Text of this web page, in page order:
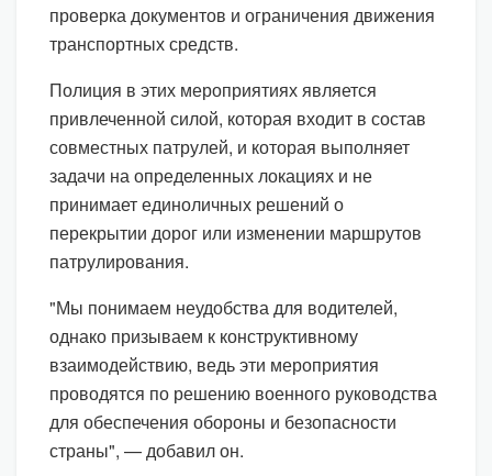
проверка документов и ограничения движения
транспортных средств.
Полиция в этих мероприятиях является
привлеченной силой, которая входит в состав
совместных патрулей, и которая выполняет
задачи на определенных локациях и не
принимает единоличных решений о
перекрытии дорог или изменении маршрутов
патрулирования.
"Мы понимаем неудобства для водителей,
однако призываем к конструктивному
взаимодействию, ведь эти мероприятия
проводятся по решению военного руководства
для обеспечения обороны и безопасности
страны", — добавил он.